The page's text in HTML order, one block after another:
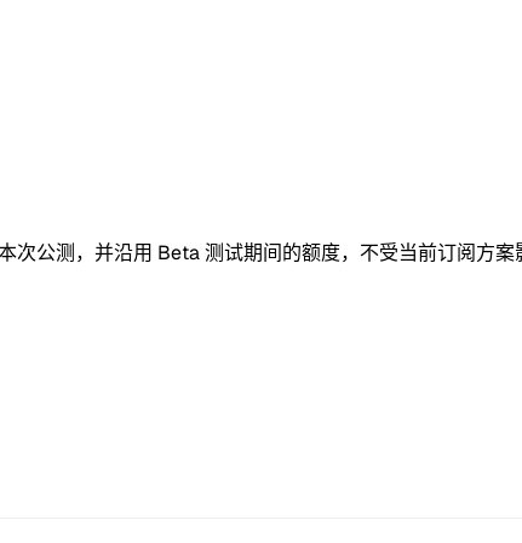
公测，并沿用 Beta 测试期间的额度，不受当前订阅方案